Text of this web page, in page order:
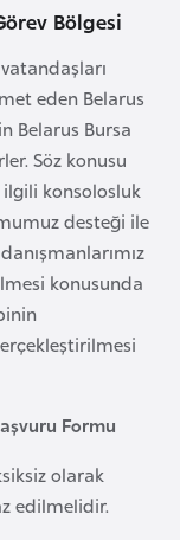
Bölgesi
eden Belarus
Belarus Bursa
Söz konusu
konsolosluk
desteği ile
konusunda
Formu
olarak
edilmelidir.